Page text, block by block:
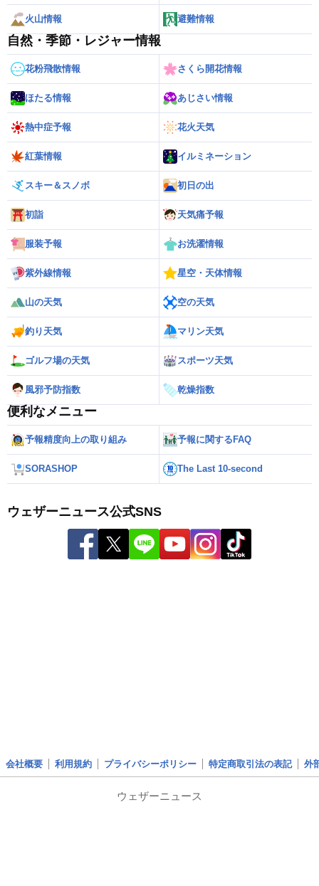
火山情報 避難情報
自然・季節・レジャー情報
花粉飛散情報 さくら開花情報
ほたる情報 あじさい情報
熱中症予報 花火天気
紅葉情報 イルミネーション
スキー＆スノボ 初日の出
初詣 天気痛予報
服装予報 お洗濯情報
紫外線情報 星空・天体情報
山の天気 空の天気
釣り天気 マリン天気
ゴルフ場の天気 スポーツ天気
風邪予防指数 乾燥指数
便利なメニュー
予報精度向上の取り組み 予報に関するFAQ
SORASHOP The Last 10-second
ウェザーニュース公式SNS
会社概要 利用規約 プライバシーポリシー 特定商取引法の表記 外
ウェザーニュース